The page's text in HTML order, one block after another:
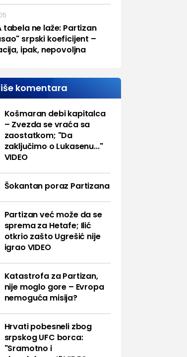
tabela ne laže: Partizan
srpski koeficijent –
ipak, nepovoljna
komentara
Košmaran debi kapitalca
– Zvezda se vraća sa
zaostatkom; "Da
zaključimo o Lukasenu..."
VIDEO
Šokantan poraz Partizana
Partizan već može da se
sprema za Hetafe; Ilić
otkrio zašto Ugrešić nije
igrao VIDEO
Katastrofa za Partizan,
nije moglo gore – Evropa
nemoguća misija?
Hrvati pobesneli zbog
srpskog UFC borca:
"Sramotno i